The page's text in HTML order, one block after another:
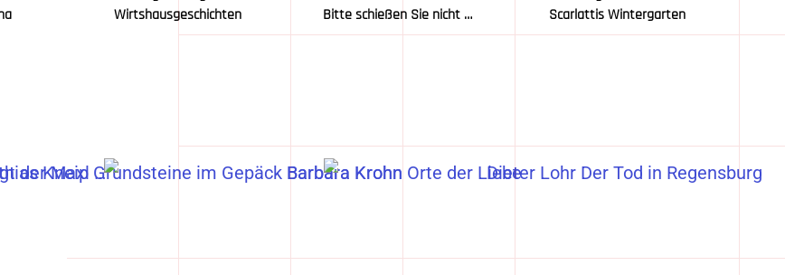
Wirtshausgeschichten
Bitte schießen Sie nicht …
Scarlattis Wintergarten